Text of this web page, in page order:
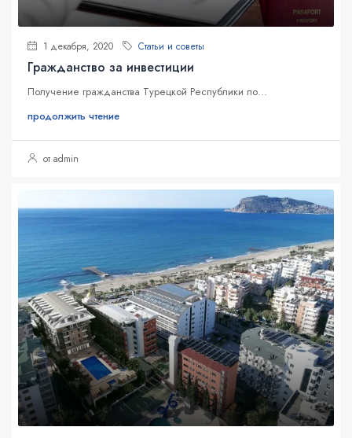
1 декабря, 2020 Статьи и советы
Гражданство за инвестиции
Получение гражданства Турецкой Республики по...
продолжить чтение
от admin